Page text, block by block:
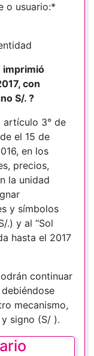
o usuario:*
imprimió
con
S/. ?
artículo 3° de
el 15 de
en los
precios,
la unidad
y símbolos
.) y al “Sol
hasta el 2017
continuar
mecanismo,
y signo (S/ ).